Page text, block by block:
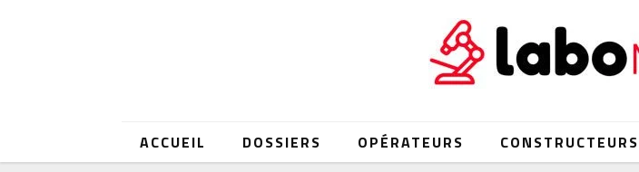
ACCUEIL DOSSIERS OPÉRATEURS CONSTRUCTEURS